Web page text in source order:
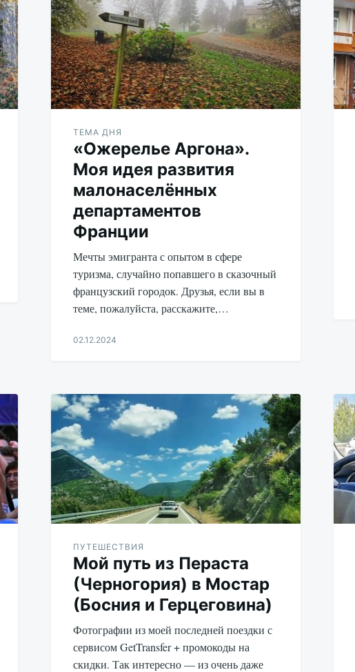
ТЕМА ДНЯ
«Ожерелье Аргона».
Моя идея развития
малонаселённых
департаментов
Франции
Мечты эмигранта с опытом в сфере
туризма, случайно попавшего в сказочный
французский городок. Друзья, если вы в
теме, пожалуйста, расскажите,…
02.12.2024
ПУТЕШЕСТВИЯ
Мой путь из Пераста
(Черногория) в Мостар
(Босния и Герцеговина)
Фотографии из моей последней поездки с
сервисом GetTransfer + промокоды на
скидки. Так интересно — из очень даже